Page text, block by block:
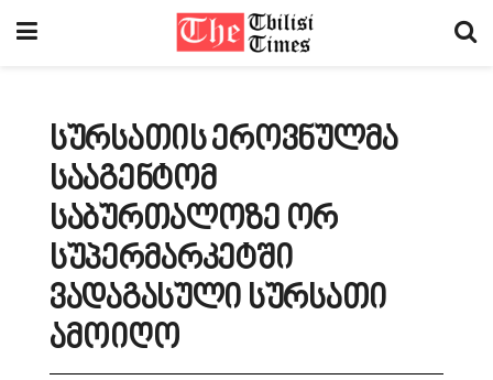
სურსათის ეროვნულმა
სააგენტომ
საბურთალოზე ორ
სუპერმარკეტში
ვადაგასული სურსათი
ამოიღო